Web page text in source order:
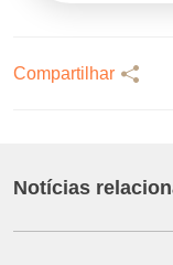
Compartilhar
Notícias